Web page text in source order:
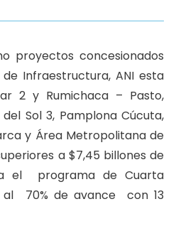
proyectos concesionados
Infraestructura, ANI esta
2 y Rumichaca – Pasto,
Sol 3, Pamplona Cúcuta,
y Área Metropolitana de
a $7,45 billones de
el programa de Cuarta
70% de avance con 13